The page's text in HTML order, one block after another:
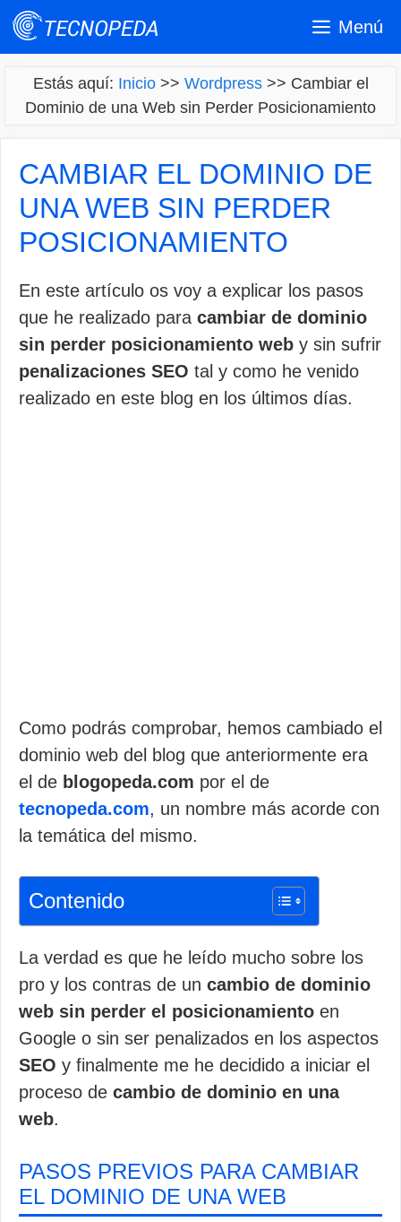
Saltar
Menú
Estás aquí: Inicio>> Wordpress>> Cambiar el
Dominio de una Web sin Perder Posicionamiento
CAMBIAR EL DOMINIO DE
UNA WEB SIN PERDER
POSICIONAMIENTO
En este artículo os voy a explicar los pasos
que he realizado para cambiar de dominio
sin perder posicionamiento web y sin sufrir
penalizaciones SEO tal y como he venido
realizado en este blog en los últimos días.
Como podrás comprobar, hemos cambiado el
dominio web del blog que anteriormente era
el de blogopeda.com por el de
tecnopeda.com, un nombre más acorde con
la temática del mismo.
Contenido
La verdad es que he leído mucho sobre los
pro y los contras de un cambio de dominio
web sin perder el posicionamiento en
Google o sin ser penalizados en los aspectos
SEO y finalmente me he decidido a iniciar el
proceso de cambio de dominio en una
web.
PASOS PREVIOS PARA CAMBIAR
EL DOMINIO DE UNA WEB